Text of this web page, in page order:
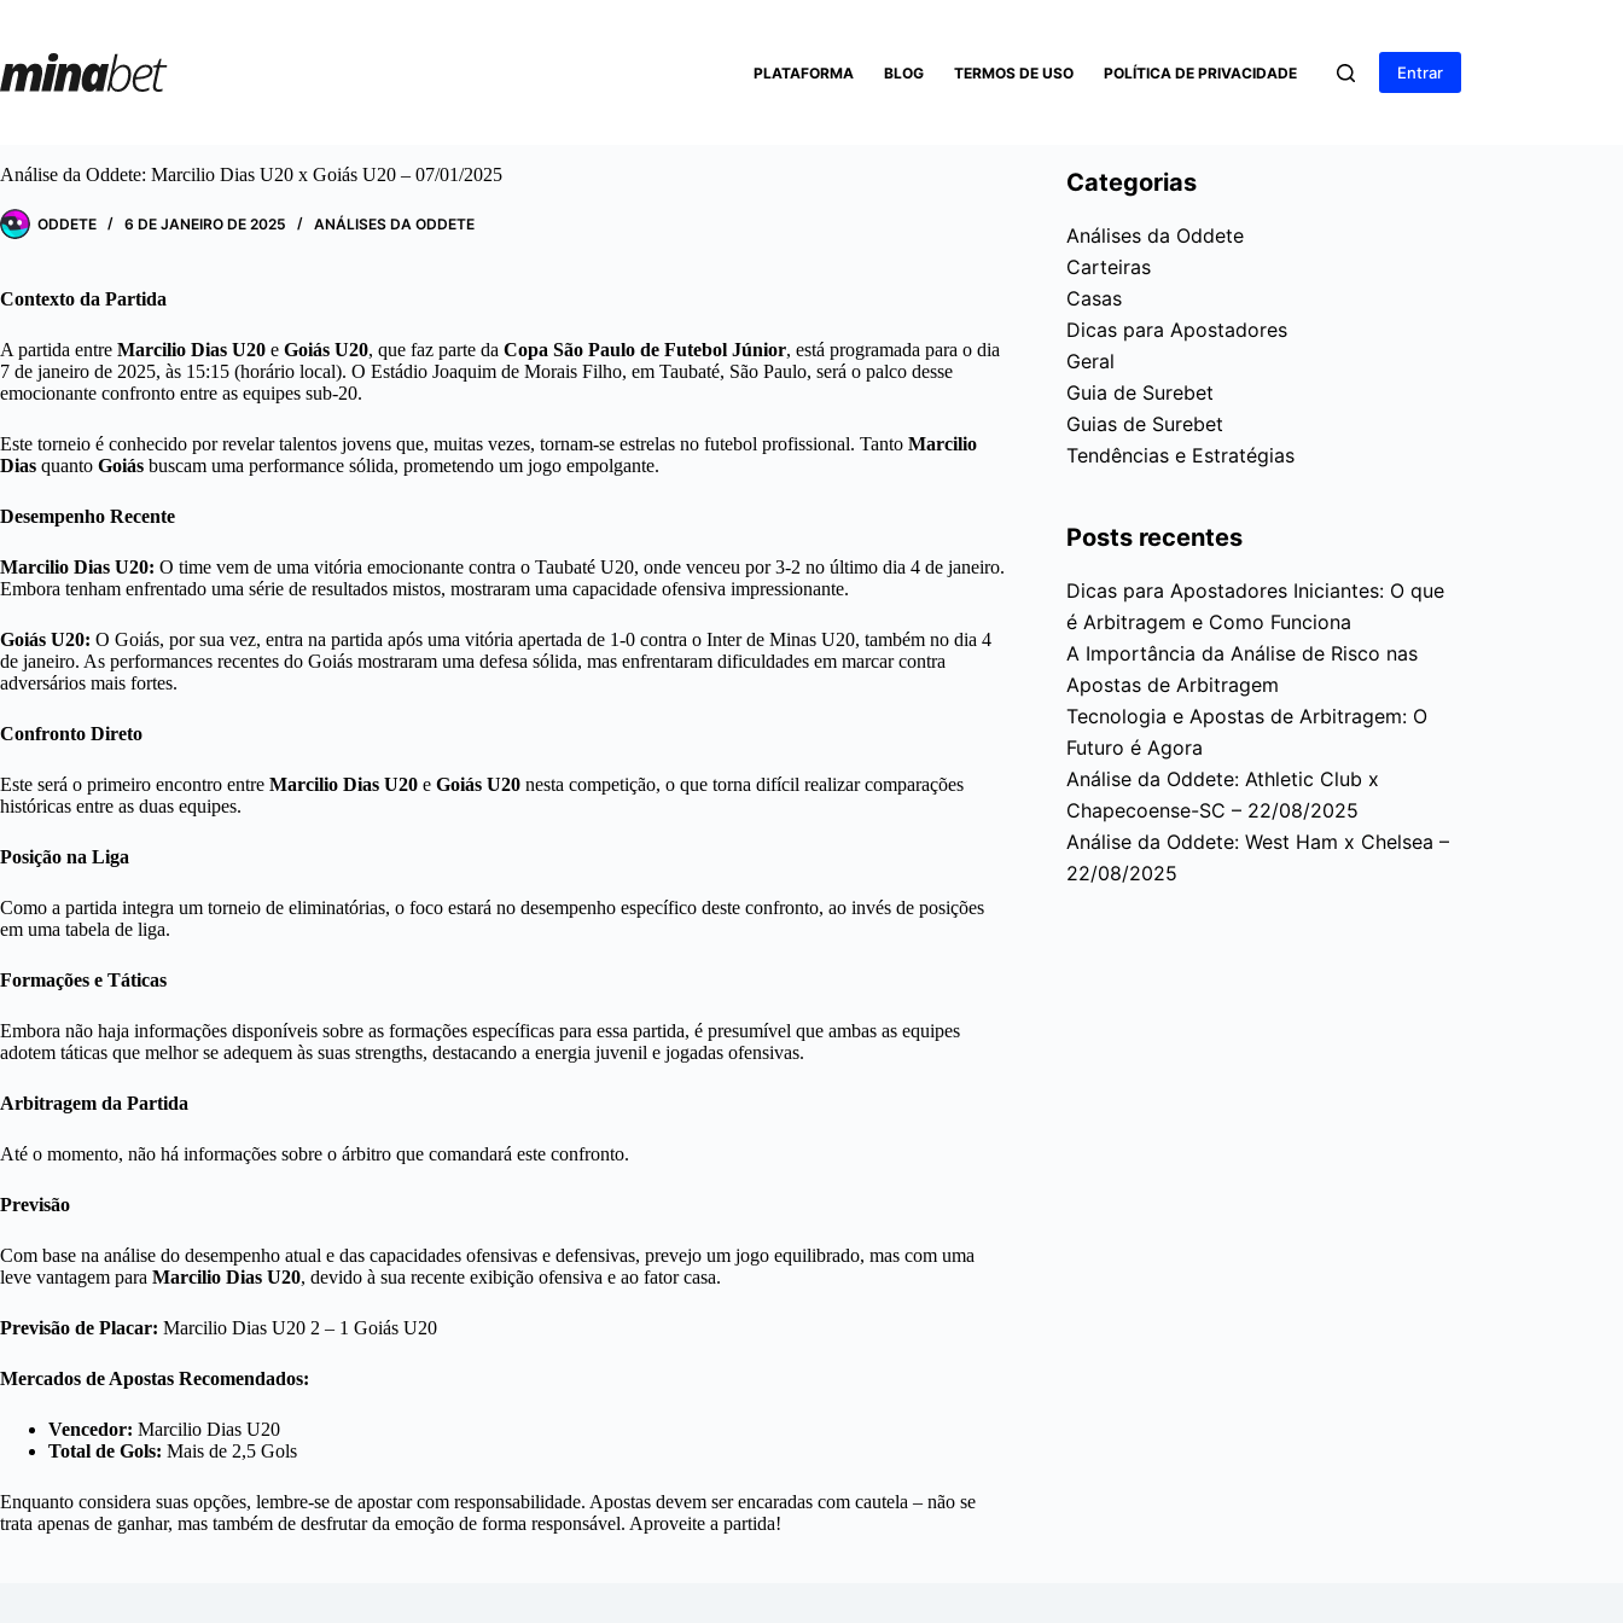
conteúdo
PLATAFORMA BLOG TERMOS DE USO POLÍTICA DE PRIVACIDADE Entrar
Análise da Oddete: Marcilio Dias U20 x Goiás U20 – 07/01/2025
ODDETE 6 DE JANEIRO DE 2025 ANÁLISES DA ODDETE
Contexto da Partida
A partida entre Marcilio Dias U20 e Goiás U20, que faz parte da Copa São Paulo de Futebol Júnior, está programada para o dia
7 de janeiro de 2025, às 15:15 (horário local). O Estádio Joaquim de Morais Filho, em Taubaté, São Paulo, será o palco desse
emocionante confronto entre as equipes sub-20.
Este torneio é conhecido por revelar talentos jovens que, muitas vezes, tornam-se estrelas no futebol profissional. Tanto Marcilio
Dias quanto Goiás buscam uma performance sólida, prometendo um jogo empolgante.
Desempenho Recente
Marcilio Dias U20: O time vem de uma vitória emocionante contra o Taubaté U20, onde venceu por 3-2 no último dia 4 de janeiro.
Embora tenham enfrentado uma série de resultados mistos, mostraram uma capacidade ofensiva impressionante.
Goiás U20: O Goiás, por sua vez, entra na partida após uma vitória apertada de 1-0 contra o Inter de Minas U20, também no dia 4
de janeiro. As performances recentes do Goiás mostraram uma defesa sólida, mas enfrentaram dificuldades em marcar contra
adversários mais fortes.
Confronto Direto
Este será o primeiro encontro entre Marcilio Dias U20 e Goiás U20 nesta competição, o que torna difícil realizar comparações
históricas entre as duas equipes.
Posição na Liga
Como a partida integra um torneio de eliminatórias, o foco estará no desempenho específico deste confronto, ao invés de posições
em uma tabela de liga.
Formações e Táticas
Embora não haja informações disponíveis sobre as formações específicas para essa partida, é presumível que ambas as equipes
adotem táticas que melhor se adequem às suas strengths, destacando a energia juvenil e jogadas ofensivas.
Arbitragem da Partida
Até o momento, não há informações sobre o árbitro que comandará este confronto.
Previsão
Com base na análise do desempenho atual e das capacidades ofensivas e defensivas, prevejo um jogo equilibrado, mas com uma
leve vantagem para Marcilio Dias U20, devido à sua recente exibição ofensiva e ao fator casa.
Previsão de Placar: Marcilio Dias U20 2 – 1 Goiás U20
Mercados de Apostas Recomendados:
Vencedor: Marcilio Dias U20
Total de Gols: Mais de 2,5 Gols
Enquanto considera suas opções, lembre-se de apostar com responsabilidade. Apostas devem ser encaradas com cautela – não se
trata apenas de ganhar, mas também de desfrutar da emoção de forma responsável. Aproveite a partida!
Categorias
Análises da Oddete
Carteiras
Casas
Dicas para Apostadores
Geral
Guia de Surebet
Guias de Surebet
Tendências e Estratégias
Posts recentes
Dicas para Apostadores Iniciantes: O que
é Arbitragem e Como Funciona
A Importância da Análise de Risco nas
Apostas de Arbitragem
Tecnologia e Apostas de Arbitragem: O
Futuro é Agora
Análise da Oddete: Athletic Club x
Chapecoense-SC – 22/08/2025
Análise da Oddete: West Ham x Chelsea –
22/08/2025